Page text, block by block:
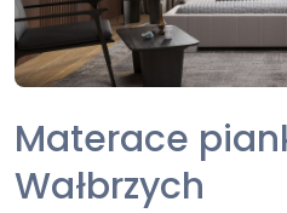
Materace
Wałbrzych